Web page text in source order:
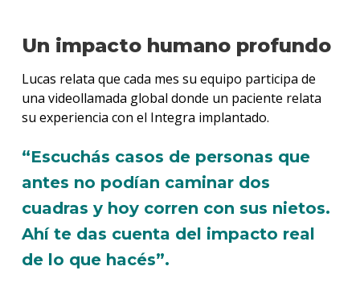
Un impacto humano profundo
Lucas relata que cada mes su equipo participa de
una videollamada global donde un paciente relata
su experiencia con el Integra implantado.
“Escuchás casos de personas que
antes no podían caminar dos
cuadras y hoy corren con sus nietos.
Ahí te das cuenta del impacto real
de lo que hacés”.